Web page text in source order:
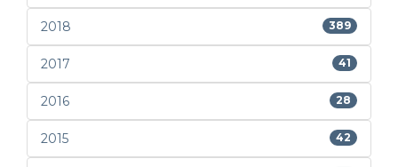
2018 389
2017 41
2016 28
2015 42